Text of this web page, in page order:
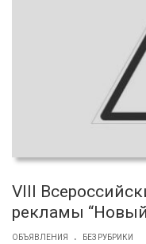
VIII
рекламы
ОБЪЯВЛЕНИЯ . БЕЗ РУБРИКИ